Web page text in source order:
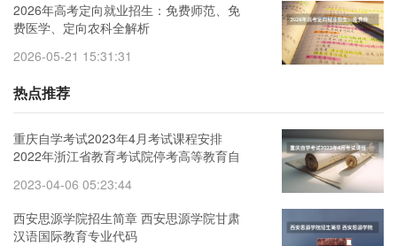
2026年高考定向就业招生：免费师范、免
费医学、定向农科全解析
2026-05-21 15:31:31
热点推荐
重庆自学考试2023年4月考试课程安排
2022年浙江省教育考试院停考高等教育自
2023-04-06 05:23:44
西安思源学院招生简章 西安思源学院甘肃
汉语国际教育专业代码